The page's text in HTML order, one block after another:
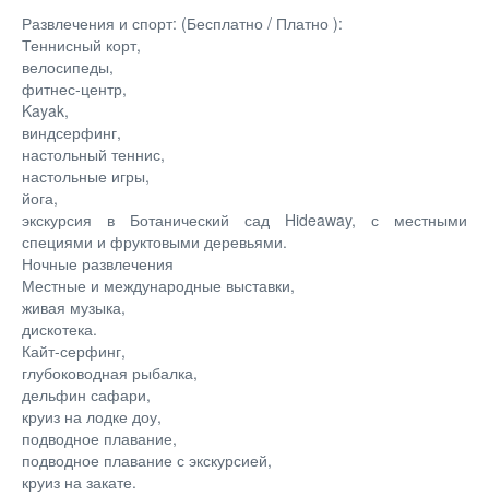
Развлечения и спорт: (Бесплатно / Платно ):
Теннисный корт,
велосипеды,
фитнес-центр,
Kayak,
виндсерфинг,
настольный теннис,
настольные игры,
йога,
экскурсия в Ботанический сад Hideaway, с местными
специями и фруктовыми деревьями.
Ночные развлечения
Местные и международные выставки,
живая музыка,
дискотека.
Кайт-серфинг,
глубоководная рыбалка,
дельфин сафари,
круиз на лодке доу,
подводное плавание,
подводное плавание с экскурсией,
круиз на закате.